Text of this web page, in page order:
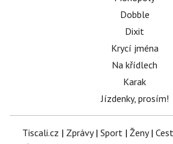
Dobble
Dixit
Krycí jména
Na křídlech
Karak
Jízdenky, prosím!
Tiscali.cz | Zprávy| Sport | Ženy|